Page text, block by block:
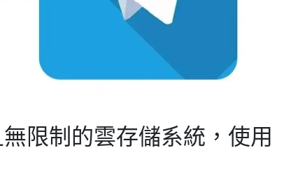
限制的雲存儲系統，使用